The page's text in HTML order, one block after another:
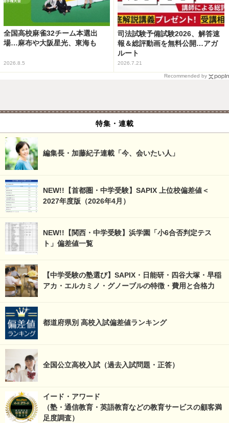
全国高校麻雀32チーム本選出
場…麻布や大阪星光、東海も
2026.8.5
司法試験予備試験2026、解答速
報＆総評動画を無料公開…アガ
ルート
2026.7.21
Recommended by
特集・連載
編集長・加藤紀子連載「今、会いたい人」
NEW!!【首都圏・中学受験】SAPIX 上位校偏差値＜
2027年度版（2026年4月）
NEW!!【関西・中学受験】浜学園「小6合否判定テス
ト」偏差値一覧
【中学受験の塾選び】SAPIX・日能研・四谷大塚・早稲
アカ・エルカミノ・グノーブルの特徴・費用と合格力
都道府県別 高校入試偏差値ランキング
全国公立高校入試（過去入試問題・正答）
イード・アワード
（塾・通信教育・英語教育などの教育サービスの顧客満
足度調査）